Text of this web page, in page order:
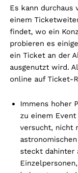
Es kann durchaus
einem
findet, wo ein
probieren es
ein Ticket an der
ausgenutzt wird.
online auf Ticket-
Immens hoher
zu einem
versucht, nicht
steckt dahinter